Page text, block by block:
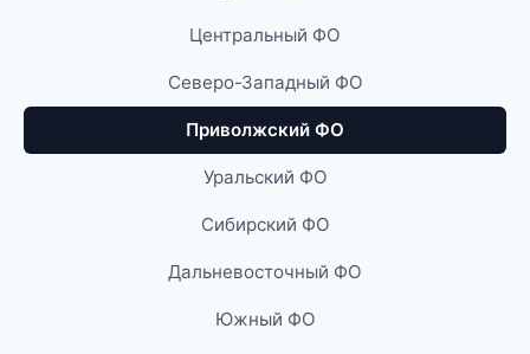
Центральный ФО
Северо-Западный ФО
Приволжский ФО
Уральский ФО
Сибирский ФО
Дальневосточный ФО
Южный ФО